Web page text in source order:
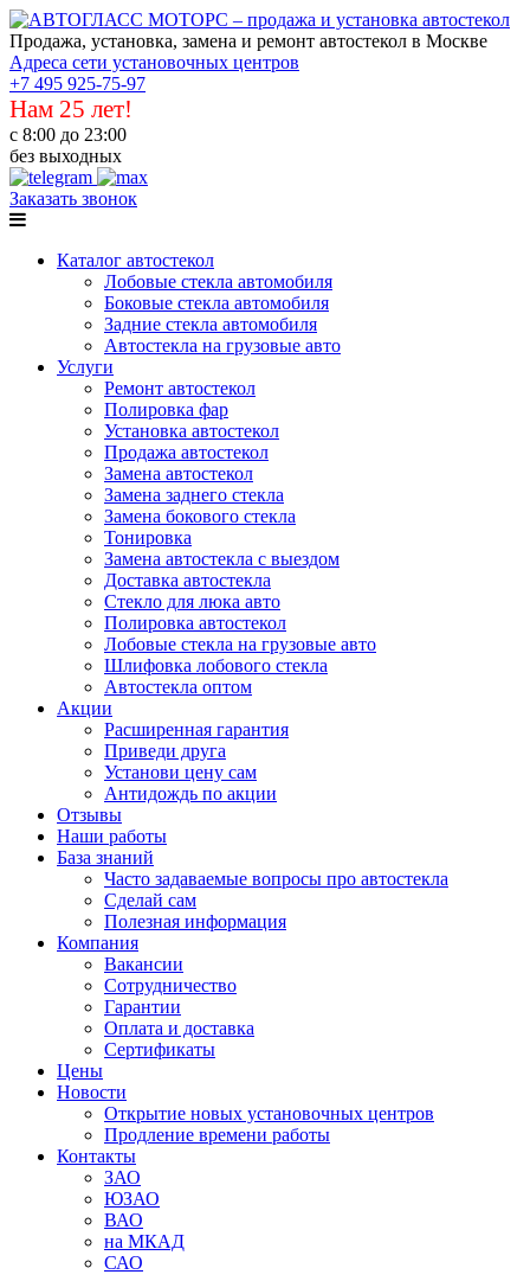
Продажа, установка, замена и ремонт автостекол в Москве
Адреса сети установочных центров
+7 495 925-75-97
Нам 25 лет!
с 8:00 до 23:00
без выходных
Заказать звонок
Каталог автостекол
Лобовые стекла автомобиля
Боковые стекла автомобиля
Задние стекла автомобиля
Автостекла на грузовые авто
Услуги
Ремонт автостекол
Полировка фар
Установка автостекол
Продажа автостекол
Замена автостекол
Замена заднего стекла
Замена бокового стекла
Тонировка
Замена автостекла с выездом
Доставка автостекла
Стекло для люка авто
Полировка автостекол
Лобовые стекла на грузовые авто
Шлифовка лобового стекла
Автостекла оптом
Акции
Расширенная гарантия
Приведи друга
Установи цену сам
Антидождь по акции
Отзывы
Наши работы
База знаний
Часто задаваемые вопросы про автостекла
Сделай сам
Полезная информация
Компания
Вакансии
Сотрудничество
Гарантии
Оплата и доставка
Сертификаты
Цены
Новости
Открытие новых установочных центров
Продление времени работы
Контакты
ЗАО
ЮЗАО
ВАО
на МКАД
САО